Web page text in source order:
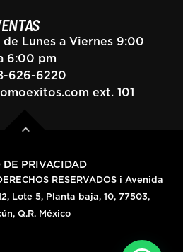
Lunes a Viernes 9:00
6:00 pm
626-6220
ext. 101
DE PRIVACIDAD
RESERVADOS i Avenida
Lote 5, Planta baja, 10, 77503,
Q.R. México